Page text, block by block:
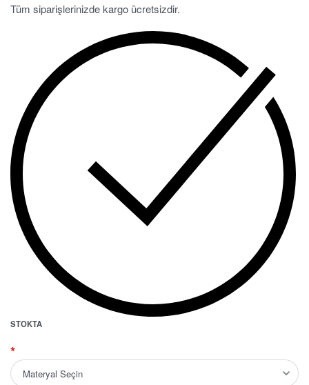
Tüm siparişlerinizde kargo ücretsizdir.
STOKTA
*